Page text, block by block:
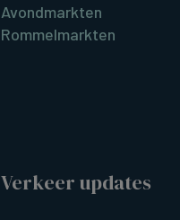
Avondmarkten
Rommelmarkten
Verkeer updates